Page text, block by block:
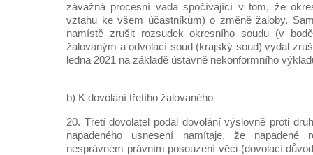
závažná procesní vada spočívající v tom, že
vztahu ke všem účastníkům) o změně žaloby.
namístě zrušit rozsudek okresního soudu (v
žalovaným a odvolací soud (krajský soud) vydal
ledna 2021 na základě ústavně nekonformního
b) K dovolání třetího žalovaného
20. Třetí dovolatel podal dovolání výslovně proti
napadeného usnesení namítaje, že napadené
nesprávném právním posouzení věci (dovolací